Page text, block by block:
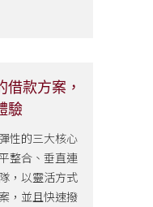
款方案，
驗
性的三大核心
整合、垂直連
，以靈活方式
，並且快速撥